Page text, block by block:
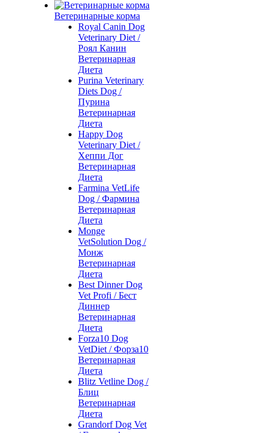
Ветеринарные корма
Royal Canin Dog
Veterinary Diet /
Роял Канин
Ветеринарная
Диета
Purina Veterinary
Diets Dog /
Пурина
Ветеринарная
Диета
Happy Dog
Veterinary Diet /
Хеппи Дог
Ветеринарная
Диета
Farmina VetLife
Dog / Фармина
Ветеринарная
Диета
Monge
VetSolution Dog /
Монж
Ветеринарная
Диета
Best Dinner Dog
Vet Profi / Бест
Диннер
Ветеринарная
Диета
Forza10 Dog
VetDiet / Форза10
Ветеринарная
Диета
Blitz Vetline Dog /
Блиц
Ветеринарная
Диета
Grandorf Dog Vet